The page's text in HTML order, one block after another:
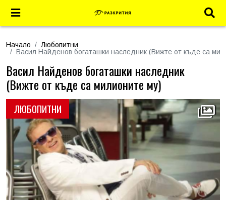
Начало
Любопитни
Васил Найденов богаташки наследник (Вижте от къде са
ЛЮБОПИТНИ
Васил Найденов богаташки наследник
(Вижте от къде са милионите му)